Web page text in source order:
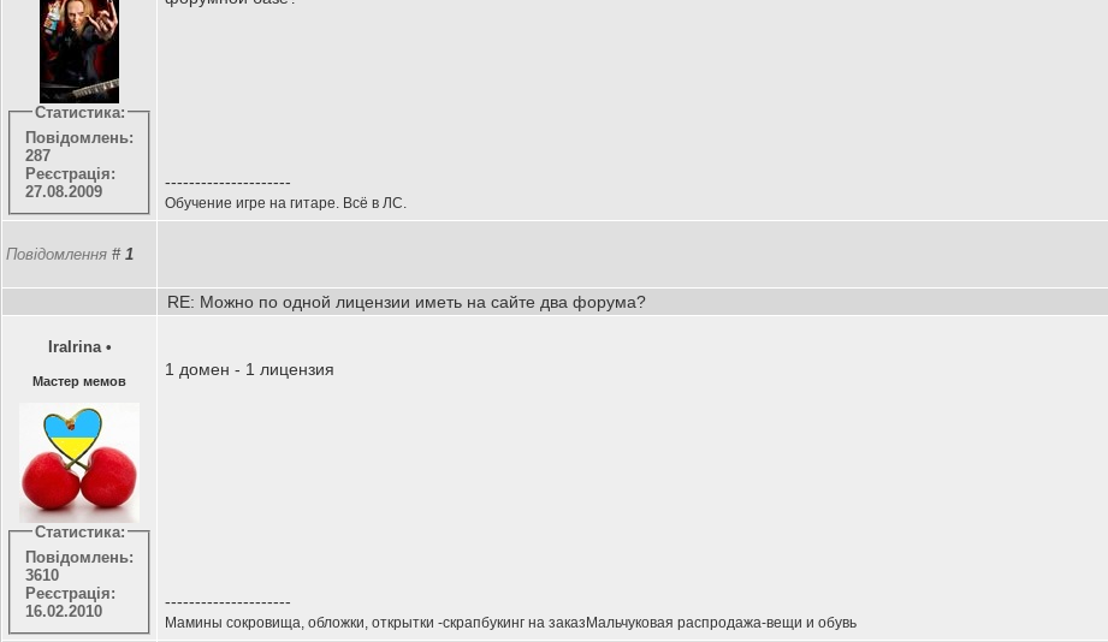
Статистика:
Повідомлень:
287
Реєстрація:
27.08.2009
---------------------
Обучение игре на гитаре. Всё в ЛС.
Повідомлення # 1
RE: Можно по одной лицензии иметь на сайте два форума?
IraIrina •
Мастер мемов
Статистика:
Повідомлень:
3610
Реєстрація:
16.02.2010
1 домен - 1 лицензия
---------------------
Мамины сокровища, обложки, открытки -скрапбукинг на заказМальчуковая распродажа-вещи и обувь